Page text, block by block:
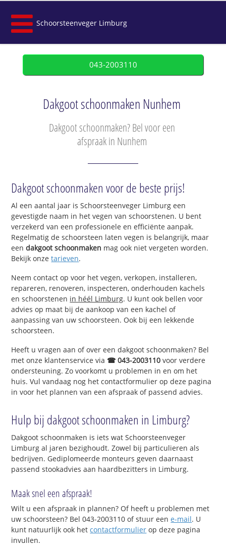
Schoorsteenveger Limburg
043-2003110
Dakgoot schoonmaken Nunhem
Dakgoot schoonmaken? Bel voor een
afspraak in Nunhem
Dakgoot schoonmaken voor de beste prijs!
Al een aantal jaar is Schoorsteenveger Limburg een
gevestigde naam in het vegen van schoorstenen. U bent
verzekerd van een professionele en efficiënte aanpak.
Regelmatig de schoorsteen laten vegen is belangrijk, maar
eendakgoot schoonmaken mag ook niet vergeten worden.
Bekijk onzetarieven.
Neem contact op voor het vegen, verkopen, installeren,
repareren, renoveren, inspecteren, onderhouden kachels
en schoorstenen in héél Limburg. U kunt ook bellen voor
advies op maat bij de aankoop van een kachel of
aanpassing van uw schoorsteen. Ook bij een lekkende
schoorsteen.
Heeft u vragen aan of over een dakgoot schoonmaken? Bel
met onze klantenservice via ☎ 043-2003110 voor verdere
ondersteuning. Zo voorkomt u problemen in en om het
huis. Vul vandaag nog het contactformulier op deze pagina
in voor het plannen van een afspraak of passend advies.
Hulp bij dakgoot schoonmaken in Limburg?
Dakgoot schoonmaken is iets wat Schoorsteenveger
Limburg al jaren bezighoudt. Zowel bij particulieren als
bedrijven. Gediplomeerde monteurs geven daarnaast
passend stookadvies aan haardbezitters in Limburg.
Maak snel een afspraak!
Wilt u een afspraak in plannen? Of heeft u problemen met
uw schoorsteen? Bel 043-2003110 of stuur eene-mail. U
kunt natuurlijk ook hetcontactformulier op deze pagina
invullen.